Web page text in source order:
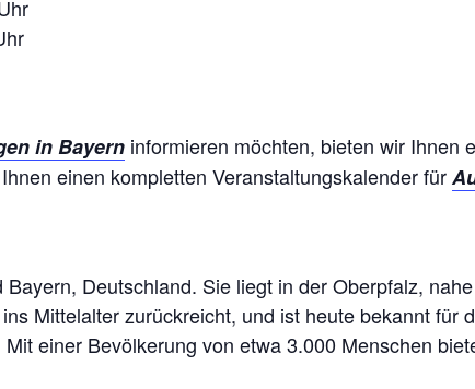
in Bayern informieren möchten, bieten wir Ihnen
einen kompletten Veranstaltungskalender für
Deutschland. Sie liegt in der Oberpfalz,
Mittelalter zurückreicht, und ist heute bekannt für
einer Bevölkerung von etwa 3.000 Menschen